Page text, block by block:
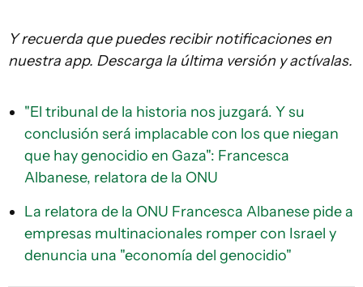
Y recuerda que puedes recibir notificaciones en
nuestra app. Descarga la última versión y actívalas.
"El tribunal de la historia nos juzgará. Y su
conclusión será implacable con los que niegan
que hay genocidio en Gaza": Francesca
Albanese, relatora de la ONU
La relatora de la ONU Francesca Albanese pide a
empresas multinacionales romper con Israel y
denuncia una "economía del genocidio"